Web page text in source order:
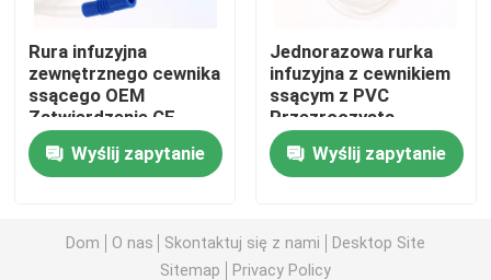
Kontrola jakości
Skontaktuj się z nami
Poprosić o wycenę
Medyczna guma silikonowa
Rura infuzyjna
zewnętrznego cewnika
ssącego OEM
Zatwierdzenie CE
ISO13485
Wyślij zapytanie
Jednorazowa rurka
infuzyjna z cewnikiem
ssącym z PVC
Przezroczysta,
zapobiegająca
składaniuWyślij zapytanie
Dom O nas Skontaktuj się z nami
Desktop Site
Sitemap
Privacy Policy